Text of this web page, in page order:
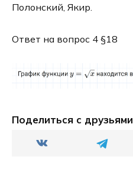
Полонский, Якир.
Ответ на вопрос 4 §18
Поделиться с друзьями